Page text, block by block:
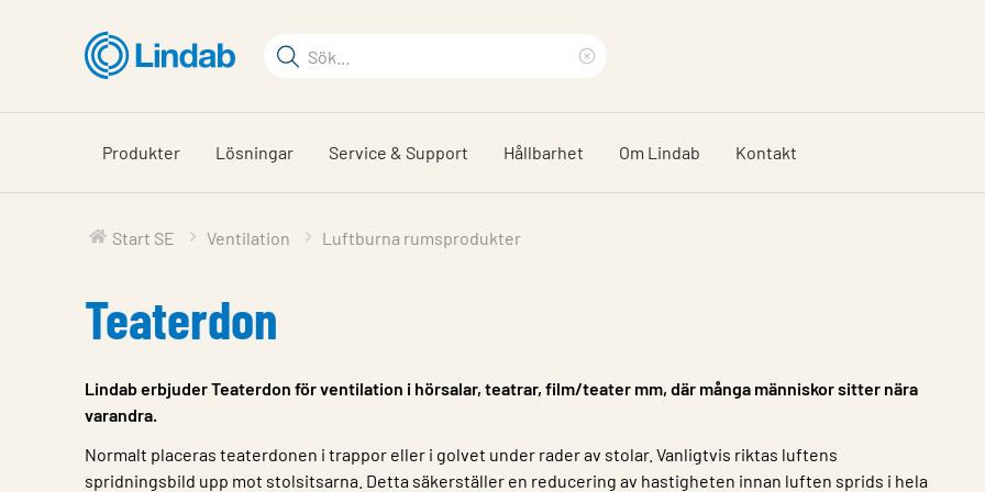
huvudinnehållet
Sökord
på
sajten
sökfras
Produkter Lösningar Service & Support Hållbarhet Om Lindab Kontakt
Start SE Ventilation Luftburna rumsprodukter
Teaterdon
Lindab erbjuder Teaterdon för ventilation i hörsalar, teatrar, film/teater mm, där många människor sitter nära
varandra.
Normalt placeras teaterdonen i trappor eller i golvet under rader av stolar. Vanligtvis riktas luftens
spridningsbild upp mot stolsitsarna. Detta säkerställer en reducering av hastigheten innan luften sprids i hela